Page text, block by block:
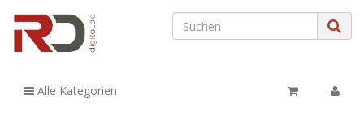
Alle Kategorien